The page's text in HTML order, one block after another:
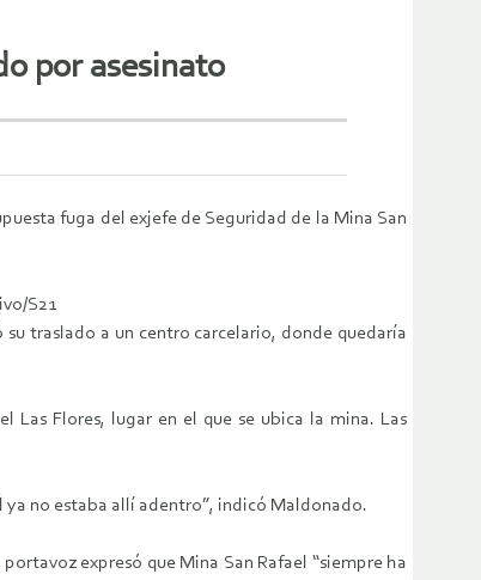
por asesinato
fuga del exjefe de Seguridad de la Mina San
S21
traslado a un centro carcelario, donde quedaría
Las Flores, lugar en el que se ubica la mina. Las
ya no estaba allí adentro”, indicó Maldonado.
expresó que Mina San Rafael “siempre ha